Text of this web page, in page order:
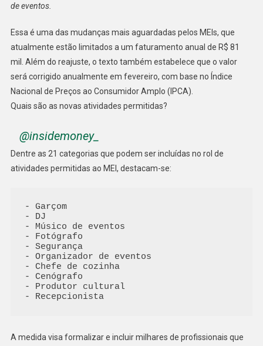
de eventos.
Essa é uma das mudanças mais aguardadas pelos MEIs, que
atualmente estão limitados a um faturamento anual de R$ 81
mil. Além do reajuste, o texto também estabelece que o valor
será corrigido anualmente em fevereiro, com base no Índice
Nacional de Preços ao Consumidor Amplo (IPCA).
Quais são as novas atividades permitidas?
@insidemoney_
Dentre as 21 categorias que podem ser incluídas no rol de
atividades permitidas ao MEI, destacam-se:
- Garçom
- DJ
- Músico de eventos
- Fotógrafo
- Segurança
- Organizador de eventos
- Chefe de cozinha
- Cenógrafo
- Produtor cultural
- Recepcionista
A medida visa formalizar e incluir milhares de profissionais que